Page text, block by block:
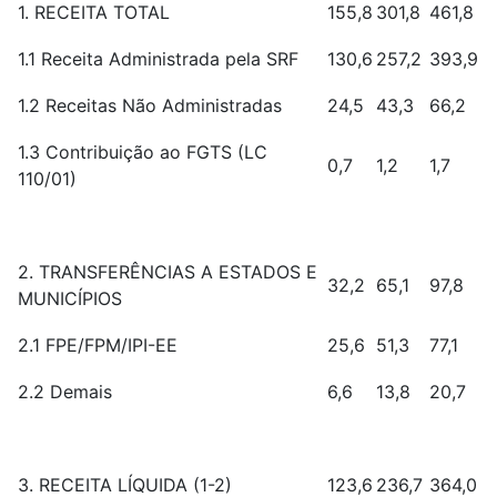
1. RECEITA TOTAL 155,8 301,8 461,8
1.1 Receita Administrada pela SRF 130,6 257,2 393,9
1.2 Receitas Não Administradas 24,5 43,3 66,2
1.3 Contribuição ao FGTS (LC
110/01)
0,7 1,2 1,7
2. TRANSFERÊNCIAS A ESTADOS E
MUNICÍPIOS
32,2 65,1 97,8
2.1 FPE/FPM/IPI-EE 25,6 51,3 77,1
2.2 Demais 6,6 13,8 20,7
3. RECEITA LÍQUIDA (1-2) 123,6 236,7 364,0